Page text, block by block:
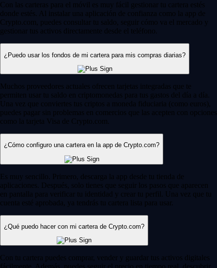
Con las carteras para el móvil es muy fácil gestionar tu cartera estés
donde estés. Al instalar una aplicación de confianza como la app de
Crypto.com, puedes consultar tu saldo, seguir cómo va el mercado y
gestionar tus activos directamente desde el teléfono.
¿Puedo usar los fondos de mi cartera para mis compras diarias?
Muchos proveedores actuales ofrecen tarjetas integradas que te
permiten usar tu saldo en criptomonedas para tus gastos del día a día.
Una vez que conviertes tus criptos a moneda fiduciaria (como euros),
puedes pagar sin problemas en comercios que las acepten con opciones
como la tarjeta Visa de Crypto.com.
¿Cómo configuro una cartera en la app de Crypto.com?
Es muy sencillo. Primero, descarga la app desde tu tienda de
aplicaciones. Después, solo tienes que seguir los pasos que aparecen
en pantalla para verificar tu identidad y crear tu perfil. Una vez que tu
cuenta esté aprobada, ya tendrás tu cartera lista para usar.
¿Qué puedo hacer con mi cartera de Crypto.com?
Con tu cartera puedes comprar, vender y guardar tus activos digitales